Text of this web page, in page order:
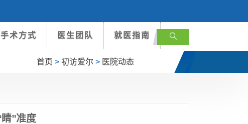
手术方式 医生团队 就医指南
首页 > 初访爱尔 > 医院动态
”准度